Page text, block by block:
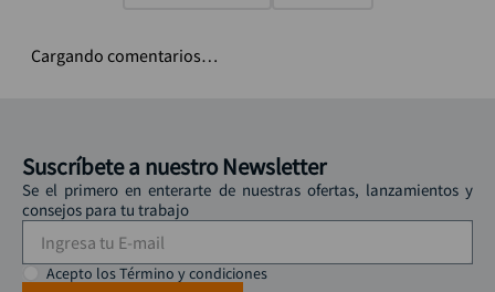
Cargando comentarios…
Suscríbete a nuestro Newsletter
Se el primero en enterarte de nuestras ofertas, lanzamientos y
consejos para tu trabajo
Acepto los Término y condiciones